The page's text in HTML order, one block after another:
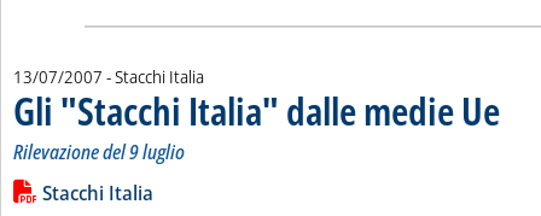
13/07/2007 - Stacchi Italia
Gli "Stacchi Italia" dalle medie Ue
Rilevazione del 9 luglio
Leggi tutta la notizia: 'Gli "Stacchi Italia" dalle medie Ue'
Lista allegati PDF alla notizia
Stacchi Italia